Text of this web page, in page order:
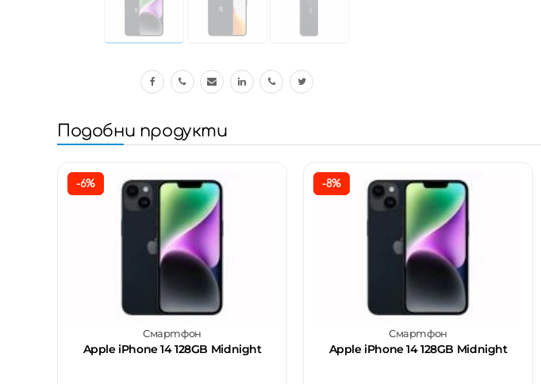
Подобни продукти
-6%
Смартфон
Apple iPhone 14 128GB Midnight
-8%
Смартфон
Apple iPhone 14 128GB Midnight